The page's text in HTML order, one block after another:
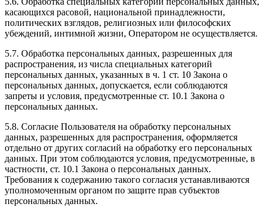
касающихся расовой, национальной принадлежности,
политических взглядов, религиозных или философских
убеждений, интимной жизни, Оператором не осуществляется.
5.7. Обработка персональных данных, разрешенных для
распространения, из числа специальных категорий
персональных данных, указанных в ч. 1 ст. 10 Закона о
персональных данных, допускается, если соблюдаются
запреты и условия, предусмотренные ст. 10.1 Закона о
персональных данных.
5.8. Согласие Пользователя на обработку персональных
данных, разрешенных для распространения, оформляется
отдельно от других согласий на обработку его персональных
данных. При этом соблюдаются условия, предусмотренные, в
частности, ст. 10.1 Закона о персональных данных.
Требования к содержанию такого согласия устанавливаются
уполномоченным органом по защите прав субъектов
персональных данных.